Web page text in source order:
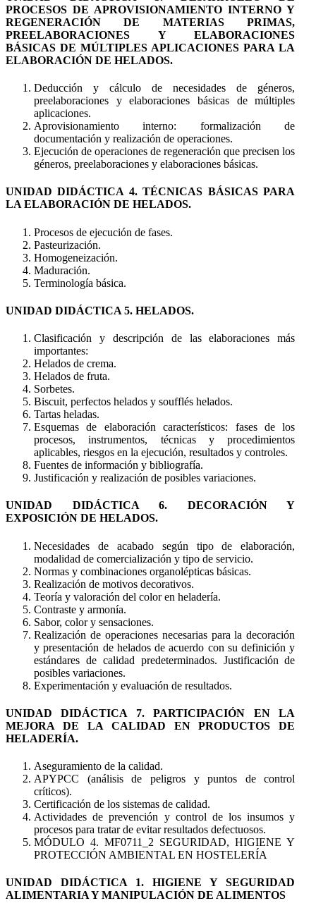
PROCESOS DE APROVISIONAMIENTO INTERNO Y
REGENERACIÓN DE MATERIAS PRIMAS,
PREELABORACIONES Y ELABORACIONES
BÁSICAS DE MÚLTIPLES APLICACIONES PARA LA
ELABORACIÓN DE HELADOS.
Deducción y cálculo de necesidades de géneros,
preelaboraciones y elaboraciones básicas de múltiples
aplicaciones.
Aprovisionamiento interno: formalización de
documentación y realización de operaciones.
Ejecución de operaciones de regeneración que precisen los
géneros, preelaboraciones y elaboraciones básicas.
UNIDAD DIDÁCTICA 4. TÉCNICAS BÁSICAS PARA
LA ELABORACIÓN DE HELADOS.
Procesos de ejecución de fases.
Pasteurización.
Homogeneización.
Maduración.
Terminología básica.
UNIDAD DIDÁCTICA 5. HELADOS.
Clasificación y descripción de las elaboraciones más
importantes:
Helados de crema.
Helados de fruta.
Sorbetes.
Biscuit, perfectos helados y soufflés helados.
Tartas heladas.
Esquemas de elaboración característicos: fases de los
procesos, instrumentos, técnicas y procedimientos
aplicables, riesgos en la ejecución, resultados y controles.
Fuentes de información y bibliografía.
Justificación y realización de posibles variaciones.
UNIDAD DIDÁCTICA 6. DECORACIÓN Y
EXPOSICIÓN DE HELADOS.
Necesidades de acabado según tipo de elaboración,
modalidad de comercialización y tipo de servicio.
Normas y combinaciones organolépticas básicas.
Realización de motivos decorativos.
Teoría y valoración del color en heladería.
Contraste y armonía.
Sabor, color y sensaciones.
Realización de operaciones necesarias para la decoración
y presentación de helados de acuerdo con su definición y
estándares de calidad predeterminados. Justificación de
posibles variaciones.
Experimentación y evaluación de resultados.
UNIDAD DIDÁCTICA 7. PARTICIPACIÓN EN LA
MEJORA DE LA CALIDAD EN PRODUCTOS DE
HELADERÍA.
Aseguramiento de la calidad.
APYPCC (análisis de peligros y puntos de control
críticos).
Certificación de los sistemas de calidad.
Actividades de prevención y control de los insumos y
procesos para tratar de evitar resultados defectuosos.
MÓDULO 4. MF0711_2 SEGURIDAD, HIGIENE Y
PROTECCIÓN AMBIENTAL EN HOSTELERÍA
UNIDAD DIDÁCTICA 1. HIGIENE Y SEGURIDAD
ALIMENTARIA Y MANIPULACIÓN DE ALIMENTOS